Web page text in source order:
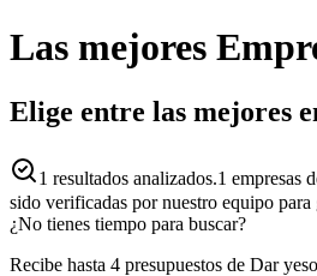
Las mejores
Elige entre las mejores
1 resultados analizados.1 empresas
sido verificadas por nuestro equipo
¿No tienes tiempo para buscar?
Recibe hasta 4 presupuestos de Dar